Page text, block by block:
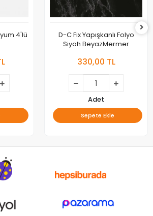
4'lü
D-C Fix Yapışkanlı Folyo
Siyah BeyazMermer
330,00 TL
Adet
Sepete Ekle